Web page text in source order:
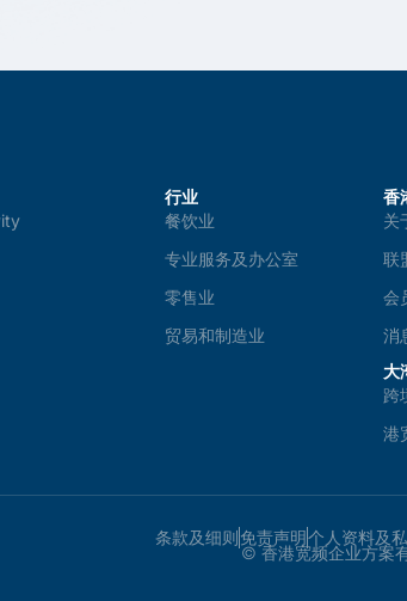
行业
餐饮业
专业服务及办公室
零售业
贸易和制造业
香
关
联
会
消
大
跨
港
条款及细则免责声明个人资料及
© 香港宽频企业方案